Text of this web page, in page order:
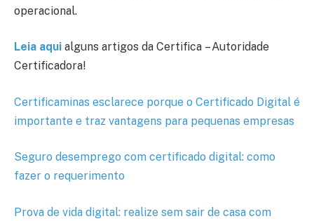
operacional.
Leia aqui alguns artigos da Certifica – Autoridade
Certificadora!
Certificaminas esclarece porque o Certificado Digital é
importante e traz vantagens para pequenas empresas
Seguro desemprego com certificado digital: como
fazer o requerimento
Prova de vida digital: realize sem sair de casa com